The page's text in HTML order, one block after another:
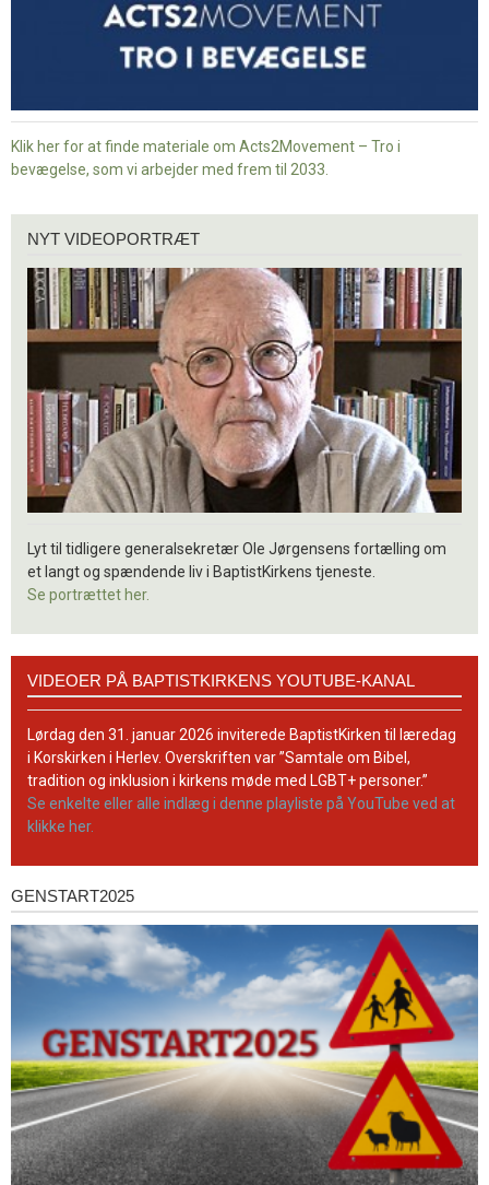
Klik her for at finde materiale om Acts2Movement – Tro i
bevægelse, som vi arbejder med frem til 2033.
videoportræt
NYT VIDEOPORTRÆT
Lyt til tidligere generalsekretær Ole Jørgensens fortælling om
et langt og spændende liv i BaptistKirkens tjeneste.
Se portrættet her.
BaptistKirkens
YouTube-
kanal
VIDEOER PÅ BAPTISTKIRKENS YOUTUBE-KANAL
Lørdag den 31. januar 2026 inviterede BaptistKirken til læredag
i Korskirken i Herlev. Overskriften var ”Samtale om Bibel,
tradition og inklusion i kirkens møde med LGBT+ personer.”
Se enkelte eller alle indlæg i denne playliste på YouTube ved at
klikke her.
Genstart2025
GENSTART2025